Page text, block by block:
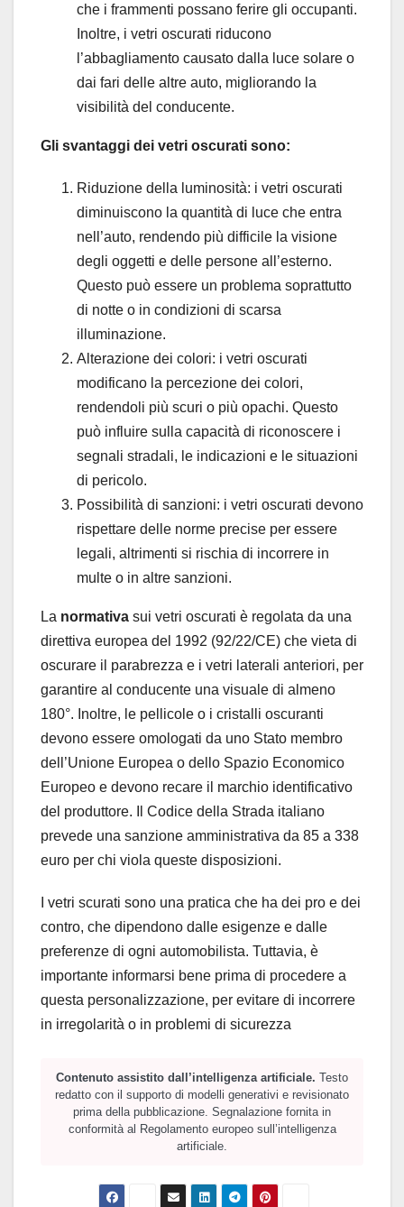
che i frammenti possano ferire gli occupanti.
Inoltre, i vetri oscurati riducono
l’abbagliamento causato dalla luce solare o
dai fari delle altre auto, migliorando la
visibilità del conducente.
Gli svantaggi dei vetri oscurati sono:
Riduzione della luminosità: i vetri oscurati
diminuiscono la quantità di luce che entra
nell’auto, rendendo più difficile la visione
degli oggetti e delle persone all’esterno.
Questo può essere un problema soprattutto
di notte o in condizioni di scarsa
illuminazione.
Alterazione dei colori: i vetri oscurati
modificano la percezione dei colori,
rendendoli più scuri o più opachi. Questo
può influire sulla capacità di riconoscere i
segnali stradali, le indicazioni e le situazioni
di pericolo.
Possibilità di sanzioni: i vetri oscurati devono
rispettare delle norme precise per essere
legali, altrimenti si rischia di incorrere in
multe o in altre sanzioni.
La normativa sui vetri oscurati è regolata da una
direttiva europea del 1992 (92/22/CE) che vieta di
oscurare il parabrezza e i vetri laterali anteriori, per
garantire al conducente una visuale di almeno
180°. Inoltre, le pellicole o i cristalli oscuranti
devono essere omologati da uno Stato membro
dell’Unione Europea o dello Spazio Economico
Europeo e devono recare il marchio identificativo
del produttore. Il Codice della Strada italiano
prevede una sanzione amministrativa da 85 a 338
euro per chi viola queste disposizioni.
I vetri scurati sono una pratica che ha dei pro e dei
contro, che dipendono dalle esigenze e dalle
preferenze di ogni automobilista. Tuttavia, è
importante informarsi bene prima di procedere a
questa personalizzazione, per evitare di incorrere
in irregolarità o in problemi di sicurezza
Contenuto assistito dall’intelligenza artificiale. Testo
redatto con il supporto di modelli generativi e revisionato
prima della pubblicazione. Segnalazione fornita in
conformità al Regolamento europeo sull’intelligenza
artificiale.